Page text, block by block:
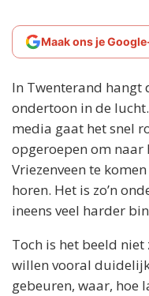
Maak ons je
In Twenterand hangt
ondertoon in de
media gaat het snel
opgeroepen om naar
Vriezenveen te
horen. Het is zo’n
ineens veel harder
Toch is het beeld
willen vooral
gebeuren, waar, hoe